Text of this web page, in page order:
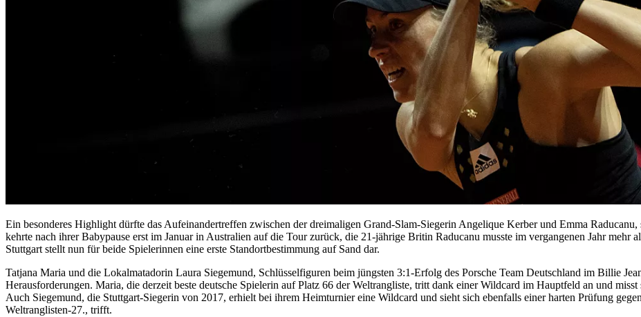
Ein besonderes Highlight dürfte das Aufeinandertreffen zwischen der dreimaligen Grand-Slam-Siegerin Angelique Kerber und Emma
kehrte nach ihrer Babypause erst im Januar in Australien auf die Tour zurück, die 21-jährige Britin Raducanu musste im vergangenen Jahr mehr
Stuttgart stellt nun für beide Spielerinnen eine erste Standortbestimmung auf Sand dar.
Tatjana Maria und die Lokalmatadorin Laura Siegemund, Schlüsselfiguren beim jüngsten 3:1-Erfolg des Porsche Team Deutschland im Billie
Herausforderungen. Maria, die derzeit beste deutsche Spielerin auf Platz 66 der Weltrangliste, tritt dank einer Wildcard im Hauptfeld an und
Auch Siegemund, die Stuttgart-Siegerin von 2017, erhielt bei ihrem Heimturnier eine Wildcard und sieht sich ebenfalls einer harten Prüfung
Weltranglisten-27., trifft.